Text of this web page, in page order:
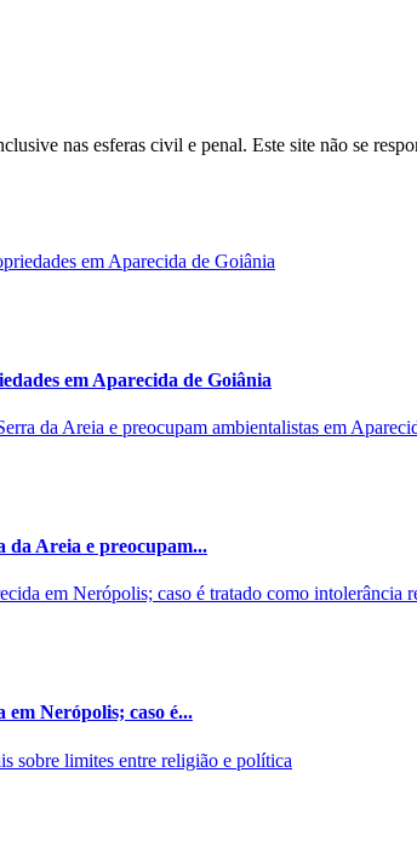
nas esferas civil e penal. Este site não se
em Aparecida de Goiânia
da Areia e preocupam...
Nerópolis; caso é...